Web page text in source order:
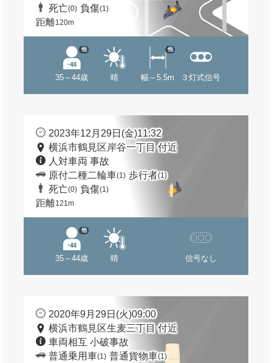
死亡(0) 負傷(1)
距離120m
35～44歳
他
晴 幅～5.5m
他
３灯式信号
2023年12月29日(金)11:32
横浜市鶴見区岸谷一丁目 付近
人対車両 事故
原付二種二輪車(1) 歩行者(1)
死亡(0) 負傷(1)
距離121m
35～44歳
他
晴 信号なし
2020年9月29日(火)09:00
横浜市鶴見区生麦三丁目 付近
車両相互 小破事故
普通乗用車(1) 普通貨物車(1)